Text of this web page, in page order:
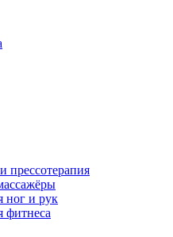
прессотерапия
ног и рук
фитнеса